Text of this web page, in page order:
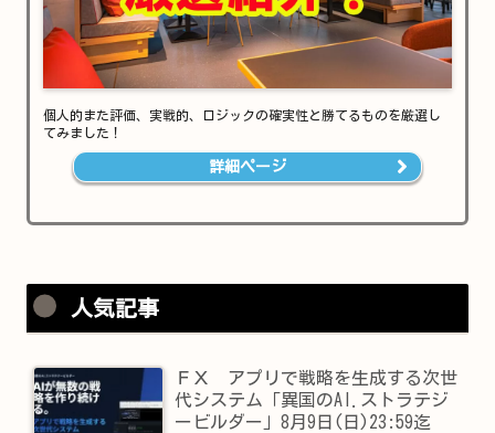
個人的また評価、実戦的、ロジックの確実性と勝てるものを厳選し
てみました！
詳細ページ
人気記事
ＦＸ アプリで戦略を生成する次世
代システム「異国のAI.ストラテジ
ービルダー」8月9日(日)23:59迄